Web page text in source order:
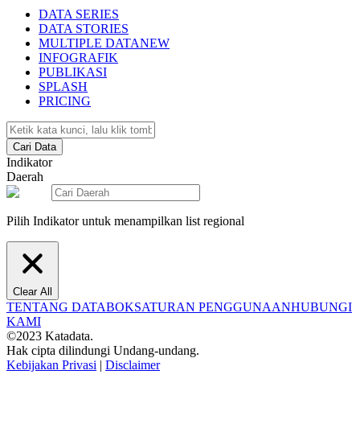
DATA SERIES
DATA STORIES
MULTIPLE DATANEW
INFOGRAFIK
PUBLIKASI
SPLASH
PRICING
Cari Data
Indikator
Daerah
Pilih Indikator untuk menampilkan list regional
Clear All
TENTANG DATABOKSATURAN PENGGUNAANHUBUNGI
KAMI
©2023 Katadata.
Hak cipta dilindungi Undang-undang.
Kebijakan Privasi | Disclaimer